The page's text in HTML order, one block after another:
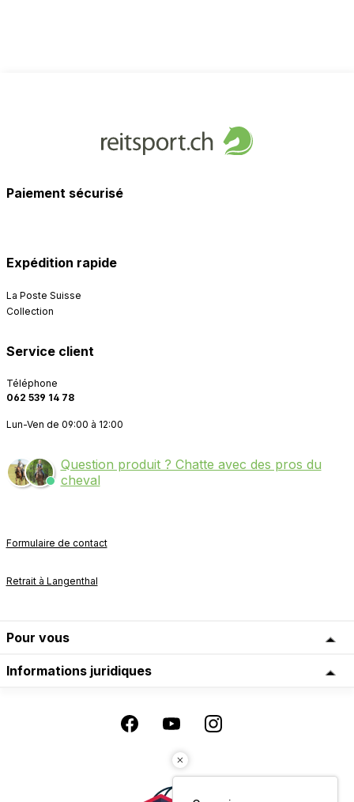
Paiement sécurisé
Expédition rapide
La Poste Suisse
Collection
Service client
Téléphone
062 539 14 78
Lun-Ven de 09:00 à 12:00
Question produit ? Chatte avec des pros du
cheval
Formulaire de contact
Retrait à Langenthal
Pour vous
Informations juridiques